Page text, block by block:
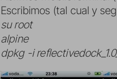
Escribimos (tal cual y
su root
alpine
dpkg -i